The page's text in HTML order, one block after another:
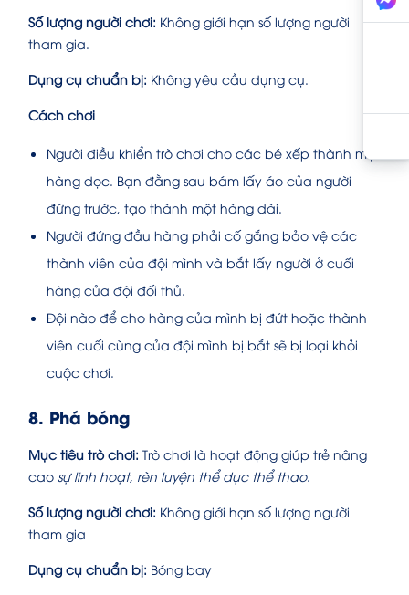
Số lượng người chơi: Không giới hạn số lượng người
tham gia.
Dụng cụ chuẩn bị: Không yêu cầu dụng cụ.
Cách chơi
Người điều khiển trò chơi cho các bé xếp thành một
hàng dọc. Bạn đằng sau bám lấy áo của người
đứng trước, tạo thành một hàng dài.
Người đứng đầu hàng phải cố gắng bảo vệ các
thành viên của đội mình và bắt lấy người ở cuối
hàng của đội đối thủ.
Đội nào để cho hàng của mình bị đứt hoặc thành
viên cuối cùng của đội mình bị bắt sẽ bị loại khỏi
cuộc chơi.
8. Phá bóng
Mục tiêu trò chơi: Trò chơi là hoạt động giúp trẻ nâng
cao sự linh hoạt, rèn luyện thể dục thể thao.
Số lượng người chơi: Không giới hạn số lượng người
tham gia
Dụng cụ chuẩn bị: Bóng bay